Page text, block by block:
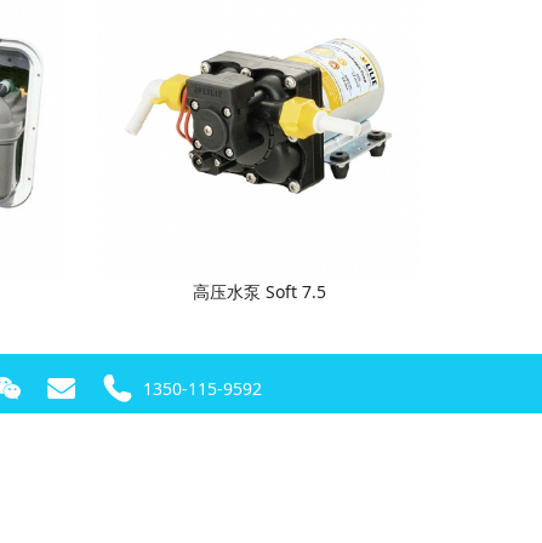
高压水泵 Soft 7.5
1350-115-9592